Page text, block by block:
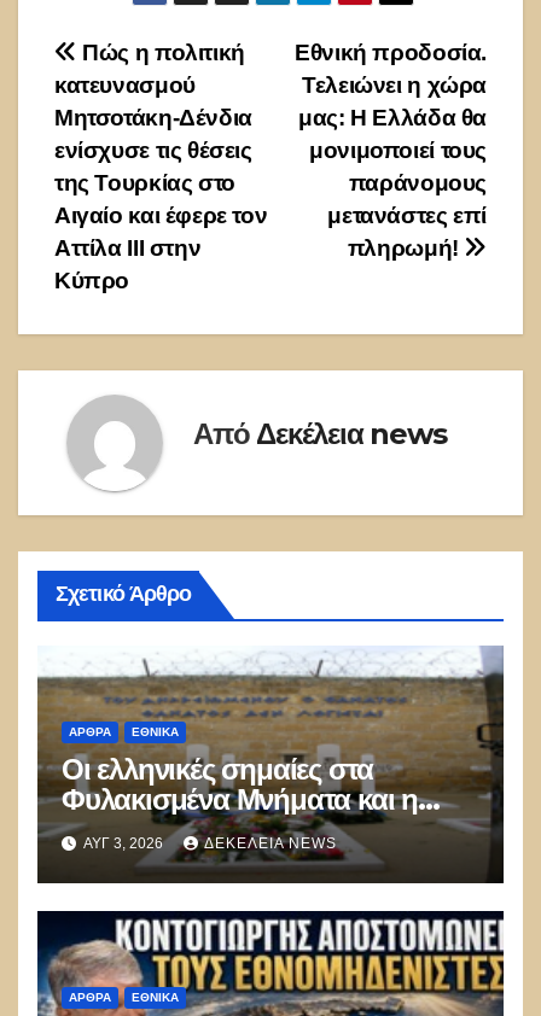
Πλοήγηση
άρθρων
Εθνική προδοσία.
Τελειώνει η χώρα
μας: Η Ελλάδα θα
μονιμοποιεί τους
παράνομους
μετανάστες επί
πληρωμή!
Πώς η πολιτική
κατευνασμού
Μητσοτάκη-Δένδια
ενίσχυσε τις θέσεις
της Τουρκίας στο
Αιγαίο και έφερε τον
Αττίλα ΙΙΙ στην
Κύπρο
Από Δεκέλεια news
Σχετικό Άρθρο
ΑΡΘΡΑ ΕΘΝΙΚΑ
Οι ελληνικές σημαίες στα
Φυλακισμένα Μνήματα και η
λήθη των δικών μας παιδιών
ΑΥΓ 3, 2026 ΔΕΚΈΛΕΙΑ NEWS
ΑΡΘΡΑ ΕΘΝΙΚΑ